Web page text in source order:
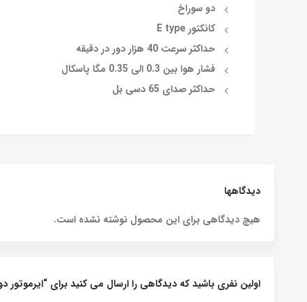
دو سوراخ
کانکتور E type
حداکثر سرعت 40 هزار دور در دقیقه
فشار هوا بین 0.3 الی 0.35 مگا پاسکال
حداکثر صدای 65 دسی بل
دیدگاهها
هیچ دیدگاهی برای این محصول نوشته نشده است.
اولین نفری باشید که دیدگاهی را ارسال می کنید برای “ایرموتور